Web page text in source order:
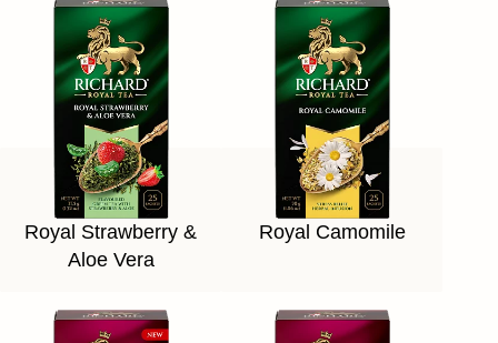
Royal Strawberry &
Aloe Vera
Royal Camomile